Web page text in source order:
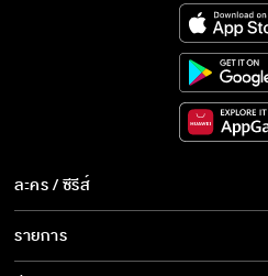
ละคร / ซีรีส์
ละคร/ซีรีส์
ซีรีส์นานาชาติ
รายการ
รายการทั้งหมด